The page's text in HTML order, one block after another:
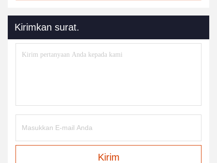
Kirimkan surat.
Kirim